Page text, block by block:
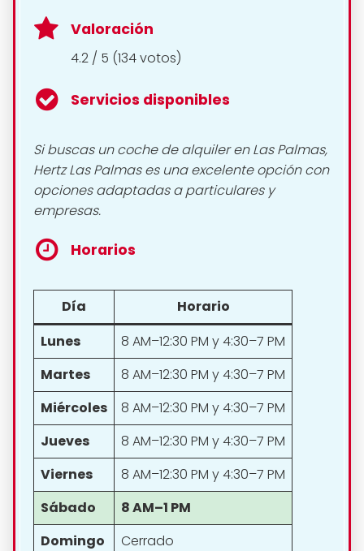
Valoración
4.2 / 5 (134 votos)
Servicios disponibles
Si buscas un coche de alquiler en Las Palmas,
Hertz Las Palmas es una excelente opción con
opciones adaptadas a particulares y
empresas.
Horarios
Día
Horario
Lunes
8 AM–12:30 PM y 4:30–7 PM
Martes
8 AM–12:30 PM y 4:30–7 PM
Miércoles
8 AM–12:30 PM y 4:30–7 PM
Jueves
8 AM–12:30 PM y 4:30–7 PM
Viernes
8 AM–12:30 PM y 4:30–7 PM
Sábado
8 AM–1 PM
Domingo
Cerrado